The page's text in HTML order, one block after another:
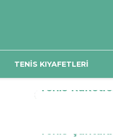
TENİS KIYAFETLERİ
Tenis